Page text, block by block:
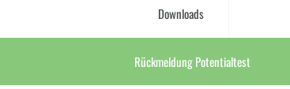
Downloads
Rückmeldung Potentialtest